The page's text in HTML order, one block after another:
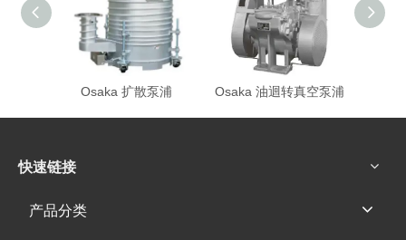
Osaka 扩散泵浦 Osaka 油迴转真空泵浦
快速链接
产品分类